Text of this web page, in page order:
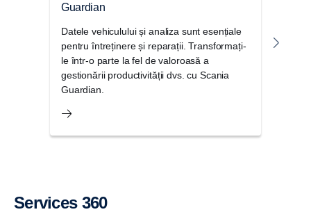
Guardian
Datele vehiculului și analiza sunt esențiale
pentru întreținere și reparații. Transformați-
le într-o parte la fel de valoroasă a
gestionării productivității dvs. cu Scania
Guardian.
Services 360